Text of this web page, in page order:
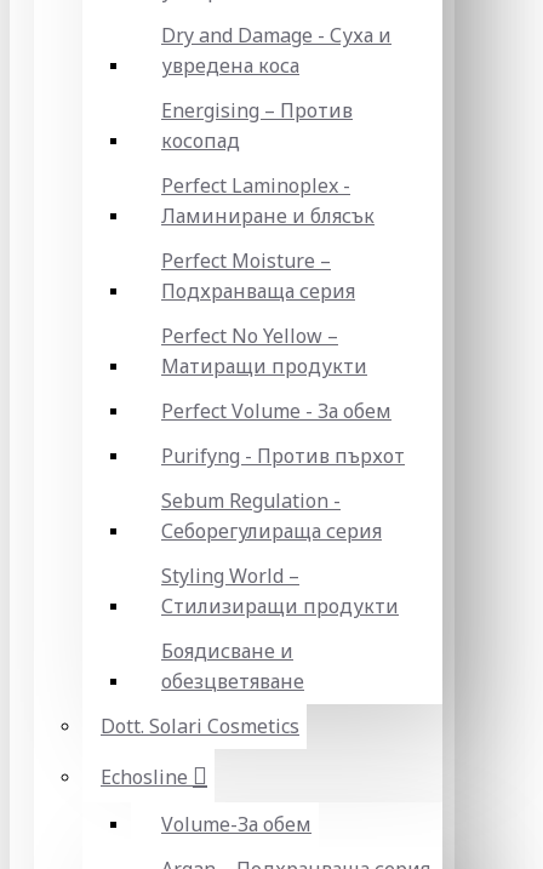
Dry and Damage - Суха и
увредена коса
Energising – Против
косопад
Perfect Laminoplex -
Ламиниране и блясък
Perfect Moisture –
Подхранваща серия
Perfect No Yellow –
Матиращи продукти
Perfect Volume - За обем
Purifyng - Против пърхот
Sebum Regulation -
Себорегулираща серия
Styling World –
Стилизиращи продукти
Боядисване и
обезцветяване
Dott. Solari Cosmetics
Echosline
Volume-За обем